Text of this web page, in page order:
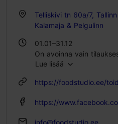
Telliskivi tn 60a/7, Tallinn
Kalamaja & Pelgulinn
01.01–31.12
On avoinna vain
Lue lisää
https://foodstudio.ee/
info@foodstudio.ee